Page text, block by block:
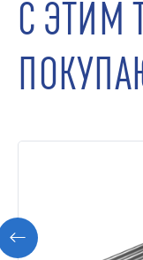
С ЭТИМ